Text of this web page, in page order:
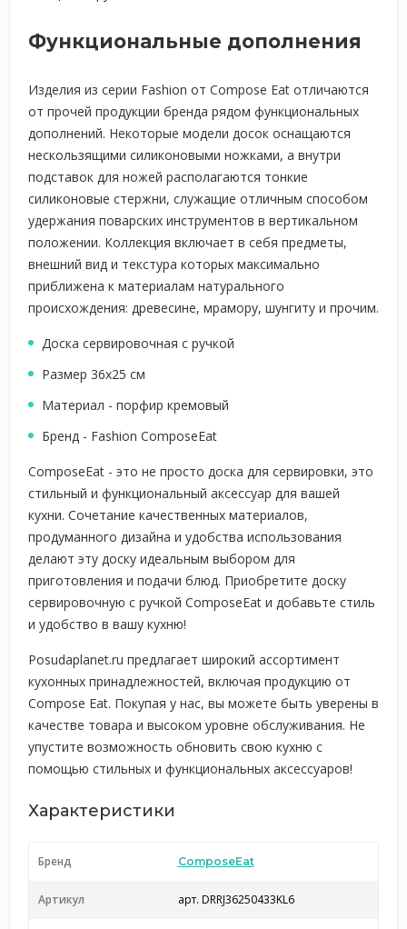
Функциональные дополнения
Изделия из серии Fashion от Compose Eat отличаются
от прочей продукции бренда рядом функциональных
дополнений. Некоторые модели досок оснащаются
нескользящими силиконовыми ножками, а внутри
подставок для ножей располагаются тонкие
силиконовые стержни, служащие отличным способом
удержания поварских инструментов в вертикальном
положении. Коллекция включает в себя предметы,
внешний вид и текстура которых максимально
приближена к материалам натурального
происхождения: древесине, мрамору, шунгиту и прочим.
Доска сервировочная с ручкой
Размер 36х25 см
Материал - порфир кремовый
Бренд - Fashion ComposeEat
ComposeEat - это не просто доска для сервировки, это
стильный и функциональный аксессуар для вашей
кухни. Сочетание качественных материалов,
продуманного дизайна и удобства использования
делают эту доску идеальным выбором для
приготовления и подачи блюд. Приобретите доску
сервировочную с ручкой ComposeEat и добавьте стиль
и удобство в вашу кухню!
Posudaplanet.ru предлагает широкий ассортимент
кухонных принадлежностей, включая продукцию от
Compose Eat. Покупая у нас, вы можете быть уверены в
качестве товара и высоком уровне обслуживания. Не
упустите возможность обновить свою кухню с
помощью стильных и функциональных аксессуаров!
Характеристики
Бренд ComposeEat
Артикул арт. DRRJ36250433KL6